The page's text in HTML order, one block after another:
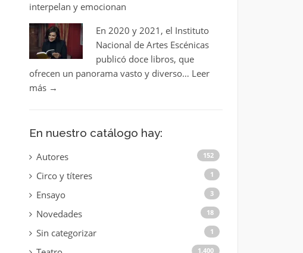
interpelan y emocionan
En 2020 y 2021, el Instituto
Nacional de Artes Escénicas
publicó doce libros, que
ofrecen un panorama vasto y diverso… Leer
más →
En nuestro catálogo hay:
Autores 152
Circo y títeres 1
Ensayo 3
Novedades 18
Sin categorizar 1
1.400